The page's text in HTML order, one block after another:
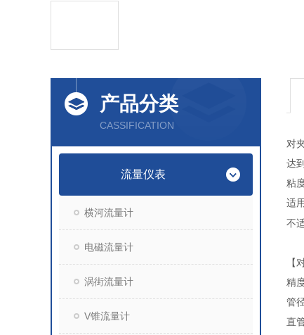
产品分类
CASSIFICATION
流量仪表
横河流量计
电磁流量计
涡街流量计
V锥流量计
对
达
粘
适
不
【
精
管
直